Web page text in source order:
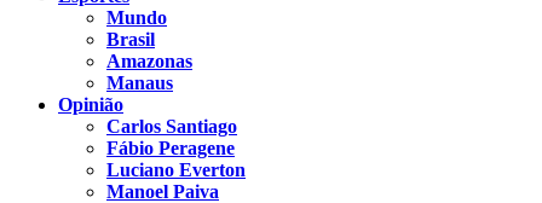
Mundo
Brasil
Amazonas
Manaus
Opinião
Carlos Santiago
Fábio Peragene
Luciano Everton
Manoel Paiva